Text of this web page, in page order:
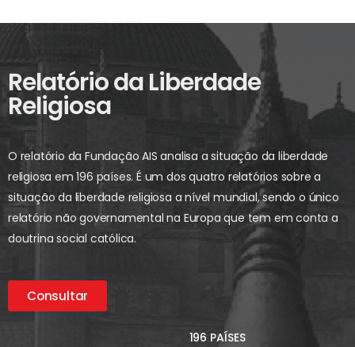
Relatório da Liberdade
Religiosa
O relatório da Fundação AIS analisa a situação da liberdade
religiosa em 196 países. É um dos quatro relatórios sobre a
situação da liberdade religiosa a nível mundial, sendo o único
relatório não governamental na Europa que tem em conta a
doutrina social católica.
Consultar
196 PAÍSES